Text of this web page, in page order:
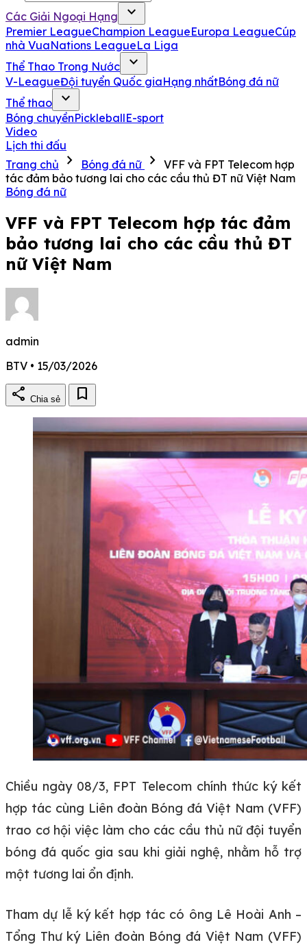
Các Giải Ngoại Hạng expand_more
Premier LeagueChampion LeagueEuropa LeagueCúp
nhà VuaNations LeagueLa Liga
Thể Thao Trong Nước
expand_more
V-LeagueĐội tuyển Quốc giaHạng nhấtBóng đá nữ
Thể thao
expand_more
Bóng chuyềnPickleballE-sport
Video
Lịch thi đấu
Trang chủ
chevron_right Bóng đá nữ chevron_right VFF và FPT Telecom hợp
tác đảm bảo tương lai cho các cầu thủ ĐT nữ Việt Nam
Bóng đá nữ
VFF và FPT Telecom hợp tác đảm
bảo tương lai cho các cầu thủ ĐT
nữ Việt Nam
admin
BTV • 15/03/2026
share Chia sẻ bookmark
Chiều ngày 08/3, FPT Telecom chính thức ký kết
hợp tác cùng Liên đoàn Bóng đá Việt Nam (VFF)
trao cơ hội việc làm cho các cầu thủ nữ đội tuyển
bóng đá quốc gia sau khi giải nghệ, nhằm hỗ trợ
một tương lai ổn định.
Tham dự lễ ký kết hợp tác có ông Lê Hoài Anh –
Tổng Thư ký Liên đoàn Bóng đá Việt Nam (VFF)